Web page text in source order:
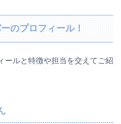
のプロフィール！
ールと特徴や担当を交えてご紹